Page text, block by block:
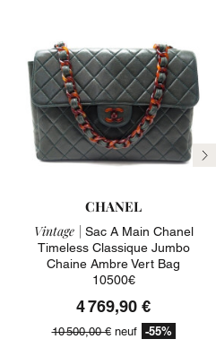
CHANEL
Vintage | Sac A Main Chanel
Timeless Classique Jumbo
Chaine Ambre Vert Bag
10500€
4 769,90 €
10 500,00 €neuf -55%